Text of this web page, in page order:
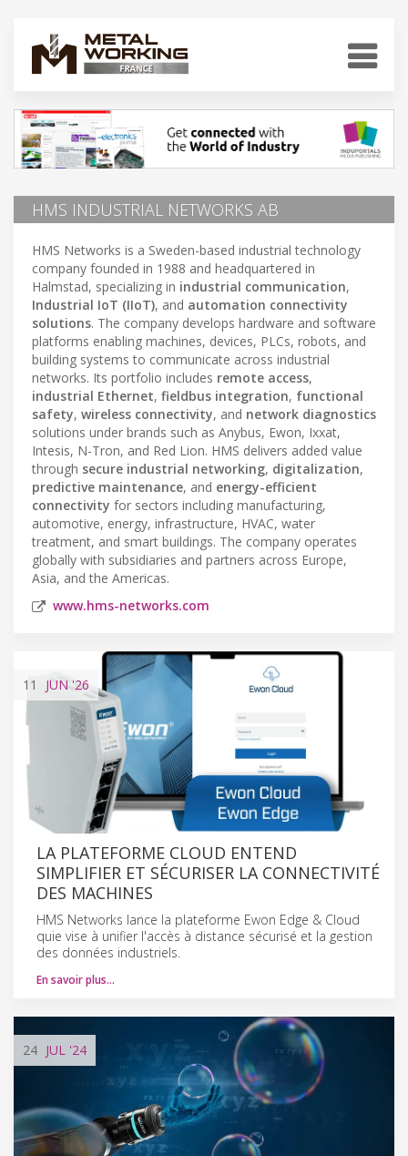
HMS INDUSTRIAL NETWORKS AB
HMS Networks is a Sweden-based industrial technology
company founded in 1988 and headquartered in
Halmstad, specializing in industrial communication,
Industrial IoT (IIoT), and automation connectivity
solutions. The company develops hardware and software
platforms enabling machines, devices, PLCs, robots, and
building systems to communicate across industrial
networks. Its portfolio includes remote access,
industrial Ethernet, fieldbus integration, functional
safety, wireless connectivity, and network diagnostics
solutions under brands such as Anybus, Ewon, Ixxat,
Intesis, N-Tron, and Red Lion. HMS delivers added value
through secure industrial networking, digitalization,
predictive maintenance, and energy-efficient
connectivity for sectors including manufacturing,
automotive, energy, infrastructure, HVAC, water
treatment, and smart buildings. The company operates
globally with subsidiaries and partners across Europe,
Asia, and the Americas.
www.hms-networks.com
11 JUN'26
LA PLATEFORME CLOUD ENTEND
SIMPLIFIER ET SÉCURISER LA CONNECTIVITÉ
DES MACHINES
HMS Networks lance la plateforme Ewon Edge & Cloud
quie vise à unifier l'accès à distance sécurisé et la gestion
des données industriels.
En savoir plus…
24 JUL '24